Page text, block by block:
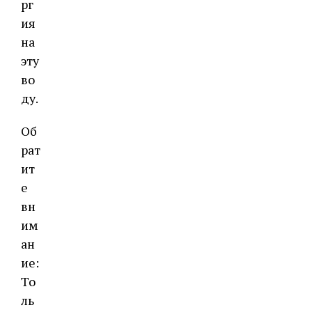
рг
ия
на
эту
во
ду.
Об
рат
ит
е
вн
им
ан
ие:
То
ль